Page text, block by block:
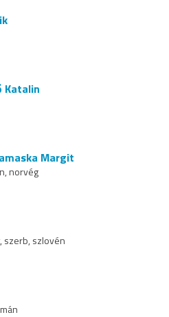
Katalin
Margit
norvég
szerb, szlovén